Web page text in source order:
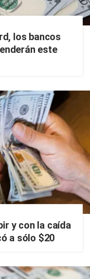
los bancos
este
y con la caída
a sólo $20